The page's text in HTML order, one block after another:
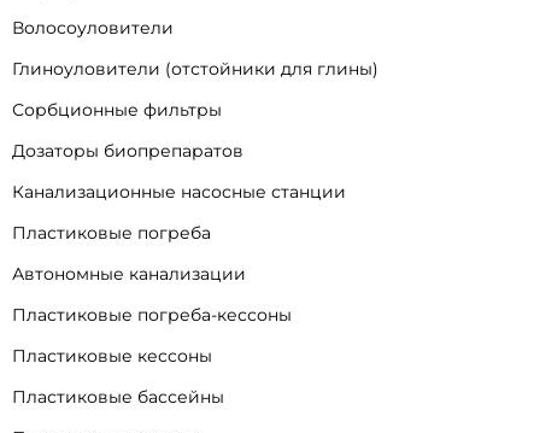
Волосоуловители
Глиноуловители (отстойники для глины)
Сорбционные фильтры
Дозаторы биопрепаратов
Канализационные насосные станции
Пластиковые погреба
Автономные канализации
Пластиковые погреба-кессоны
Пластиковые кессоны
Пластиковые бассейны